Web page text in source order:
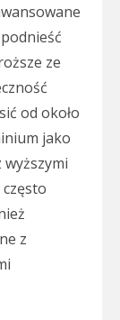
ze
od około
jako
z